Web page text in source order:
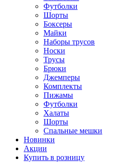
Футболки
Шорты
Боксеры
Майки
Наборы трусов
Носки
Трусы
Брюки
Джемперы
Комплекты
Пижамы
Футболки
Халаты
Шорты
Спальные мешки
Новинки
Акции
Купить в розницу